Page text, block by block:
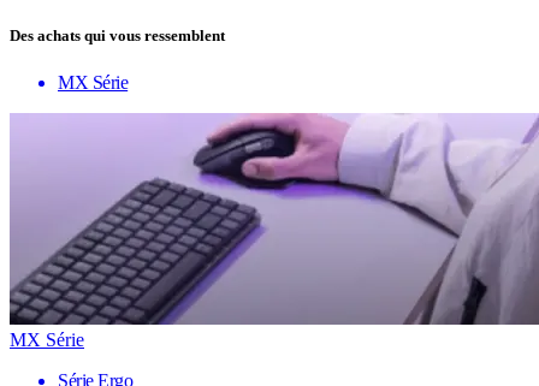
Des achats qui vous ressemblent
MX Série
MX Série
Série Ergo